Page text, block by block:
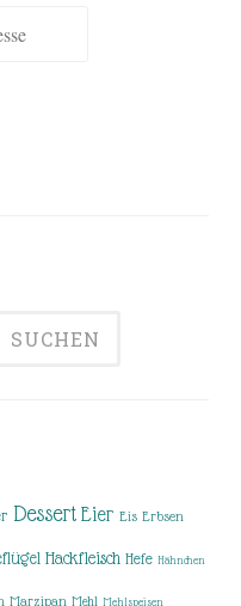
Dessert Eier Eis Erbsen
Hackfleisch Hefe Hähnchen
Marzipan Mehl Mehlspeisen